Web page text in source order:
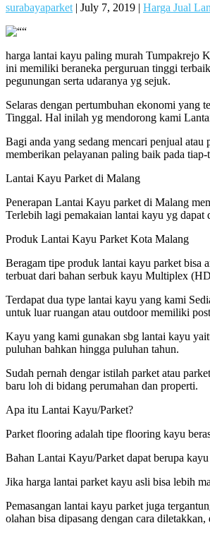
surabayaparket | July 7, 2019 | Harga Jual
harga lantai kayu paling murah Tumpakrejo
ini memiliki beraneka perguruan tinggi
pegunungan serta udaranya yg sejuk.
Selaras dengan pertumbuhan ekonomi yang
Tinggal. Hal inilah yg mendorong kami
Bagi anda yang sedang mencari penjual
memberikan pelayanan paling baik pada
Lantai Kayu Parket di Malang
Penerapan Lantai Kayu parket di Malang
Terlebih lagi pemakaian lantai kayu yg dapat
Produk Lantai Kayu Parket Kota Malang
Beragam tipe produk lantai kayu parket bisa
terbuat dari bahan serbuk kayu Multiplex
Terdapat dua type lantai kayu yang kami
untuk luar ruangan atau outdoor memiliki
Kayu yang kami gunakan sbg lantai kayu
puluhan bahkan hingga puluhan tahun.
Sudah pernah dengar istilah parket atau
baru loh di bidang perumahan dan properti.
Apa itu Lantai Kayu/Parket?
Parket flooring adalah tipe flooring kayu
Bahan Lantai Kayu/Parket dapat berupa
Jika harga lantai parket kayu asli bisa lebih
Pemasangan lantai kayu parket juga
olahan bisa dipasang dengan cara